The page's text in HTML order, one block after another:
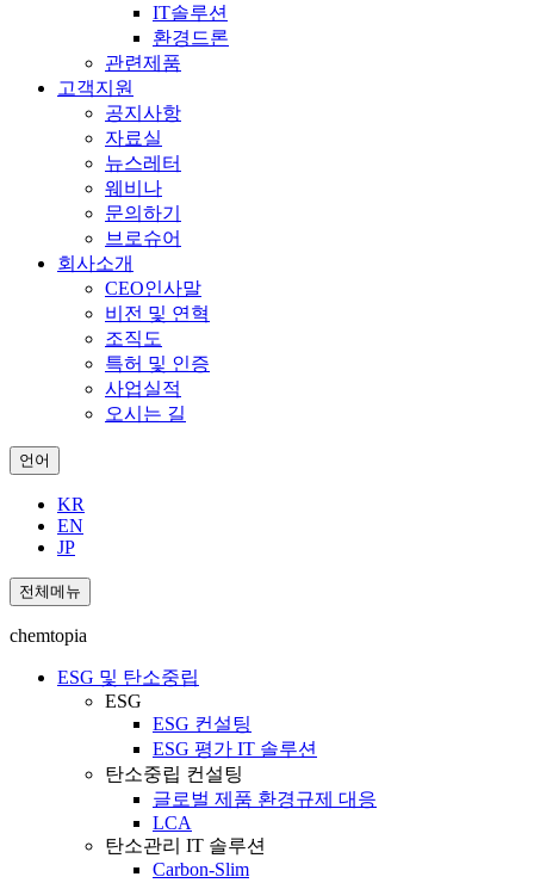
IT솔루션
환경드론
관련제품
고객지원
공지사항
자료실
뉴스레터
웨비나
문의하기
브로슈어
회사소개
CEO인사말
비전 및 연혁
조직도
특허 및 인증
사업실적
오시는 길
언어
KR
EN
JP
전체메뉴
chemtopia
ESG 및 탄소중립
ESG
ESG 컨설팅
ESG 평가 IT 솔루션
탄소중립 컨설팅
글로벌 제품 환경규제 대응
LCA
탄소관리 IT 솔루션
Carbon-Slim